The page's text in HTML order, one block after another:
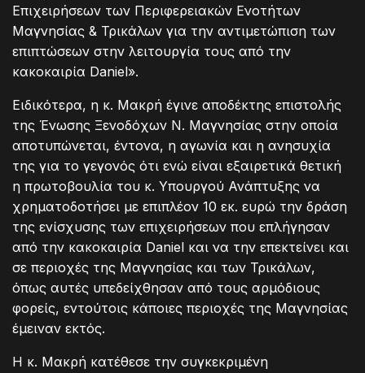
Επιχειρήσεων των Περιφερειακών Ενοτήτων
Μαγνησίας & Τρικάλων για την αντιμετώπιση των
επιπτώσεων στην λειτουργία τους από την
κακοκαιρία Daniel».
Ειδικότερα, η κ. Μακρή έγινε αποδέκτης επιστολής
της Ένωσης Ξενοδόχων Ν. Μαγνησίας στην οποία
αποτυπώνεται, έντονα, η αγωνία και η ανησυχία
της για το γεγονός ότι ενώ είναι εξαιρετικά θετική
η πρωτοβουλία του κ. Υπουργού Ανάπτυξης να
χρηματοδοτήσει με επιπλέον 10 εκ. ευρώ την δράση
της ενίσχυσης των επιχειρήσεων που επλήγησαν
από την κακοκαιρία Daniel και να την επεκτείνει και
σε περιοχές της Μαγνησίας και των Τρικάλων,
όπως αυτές υπεδείχθησαν από τους αρμόδιους
φορείς, εντούτοις κάποιες περιοχές της Μαγνησίας
έμειναν εκτός.
Η κ. Μακρή κατέθεσε την συγκεκριμένη